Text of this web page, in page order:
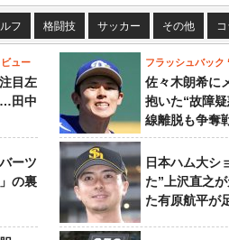
フ 格闘技 サッカー その他
ュー
目左
…田中
フラッシュバック
佐々木朗希に
抱いた“故障
線離脱も争奪
ーツ
の裏
日本ハム大シ
た”上沢直之
た有原航平が